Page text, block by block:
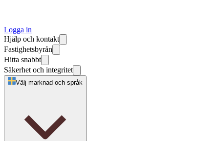
Logga in
Hjälp och kontakt
Fastighetsbyrån
Hitta snabbt
Säkerhet och integritet
Välj marknad och språk